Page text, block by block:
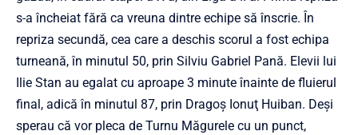
s-a încheiat fără ca vreuna dintre echipe să înscrie. În
repriza secundă, cea care a deschis scorul a fost echipa
turneană, în minutul 50, prin Silviu Gabriel Pană. Elevii lui
Ilie Stan au egalat cu aproape 3 minute înainte de fluierul
final, adică în minutul 87, prin Dragoş Ionuţ Huiban. Deși
sperau că vor pleca de Turnu Măgurele cu un punct,